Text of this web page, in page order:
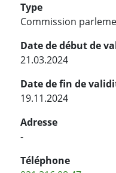
Type
Commission
Date de début de
21.03.2024
Date de fin de
19.11.2024
Adresse
-
Téléphone